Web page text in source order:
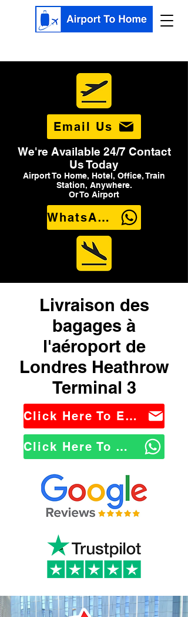
Email Us
We're Available 24/7 Contact
Us Today
Airport To Home, Hotel, Office, Train
Station, Anywhere.
Or To Airport
WhatsApp Us
Livraison des
bagages à
l'aéroport de
Londres Heathrow
Terminal 3
Click Here To Email Us
Click Here To WhatsApp Us